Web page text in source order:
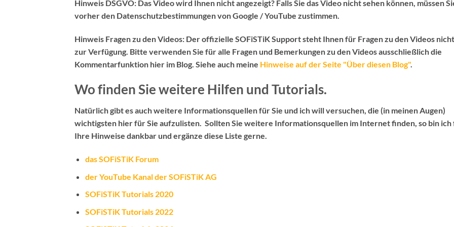
Hinweis DSGVO: Das Video wird Ihnen nicht angezeigt? Falls Sie das Video nicht sehen können, müssen
vorher den Datenschutzbestimmungen von Google / YouTube zustimmen.
Hinweis Fragen zu den Videos: Deroffizielle SOFiSTiK Supportsteht Ihnen für Fragen zu den Videos nicht
zur Verfügung. Bitte verwenden Sie für alle Fragen und Bemerkungen zu den Videos ausschließlich die
Kommentarfunktion hier im Blog . Siehe auch meine Hinweise auf der Seite "Über diesen Blog".
Wo finden Sie weitere Hilfen und Tutorials.
Natürlich gibt es auch weitere Informationsquellen für Sie und ich will versuchen, die (in meinen Augen)
wichtigsten hier für Sie aufzulisten. Sollten Sie weitere Informationsquellen im Internet finden, so bin ich
Ihre Hinweise dankbar und ergänze diese Liste gerne.
das SOFiSTiK Forum
der YouTube Kanal der SOFiSTiK AG
SOFiSTiK Tutorials 2020
SOFiSTiK Tutorials 2022